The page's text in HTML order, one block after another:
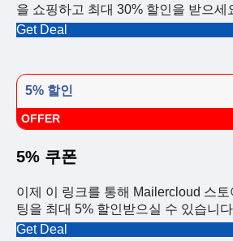
을 쇼핑하고 최대 30% 할인을 받으세
Get Deal
5% 할인
OFFER
5% 쿠폰
이제 이 링크를 통해 Mailercloud 스토
팅을 최대 5% 할인받으실 수 있습니
Get Deal